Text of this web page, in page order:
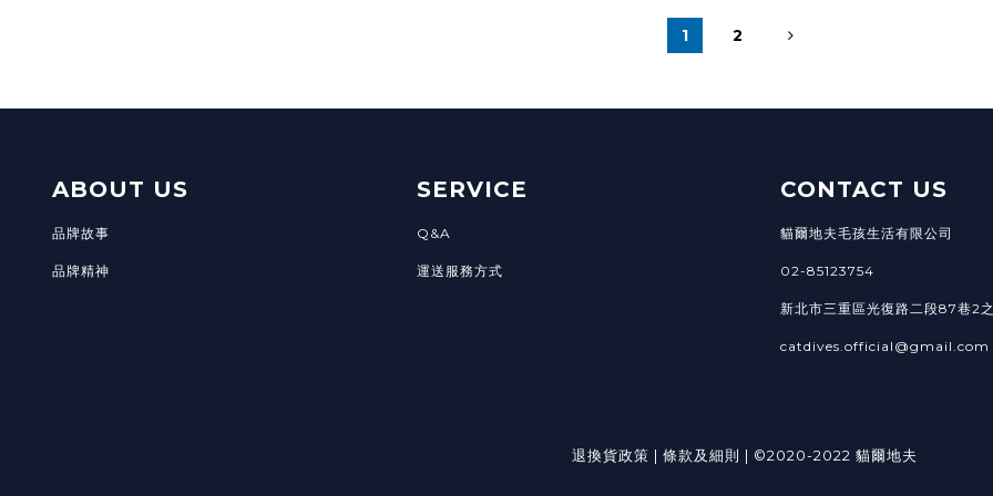
1 2
ABOUT US
品牌故事
品牌精神
SERVICE
Q&A
運送服務方式
CONTACT US
貓爾地夫毛孩生活有限公司
02-85123754
新北市三重區光復路二段87巷2
catdives.official@gmail.com
退換貨政策 | 條款及細則 | ©2020-2022 貓爾地夫